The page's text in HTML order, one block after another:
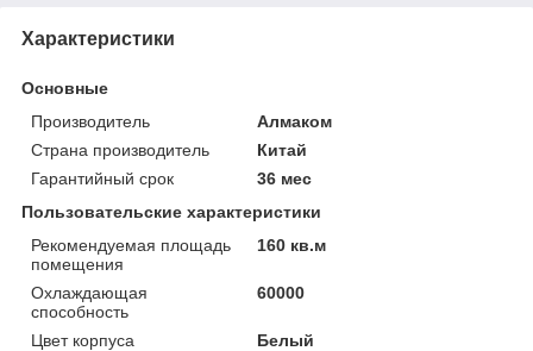
Характеристики
Основные
Производитель
Алмаком
Страна производитель
Китай
Гарантийный срок
36 мес
Пользовательские характеристики
Рекомендуемая площадь
помещения
160 кв.м
Охлаждающая
способность
60000
Цвет корпуса
Белый